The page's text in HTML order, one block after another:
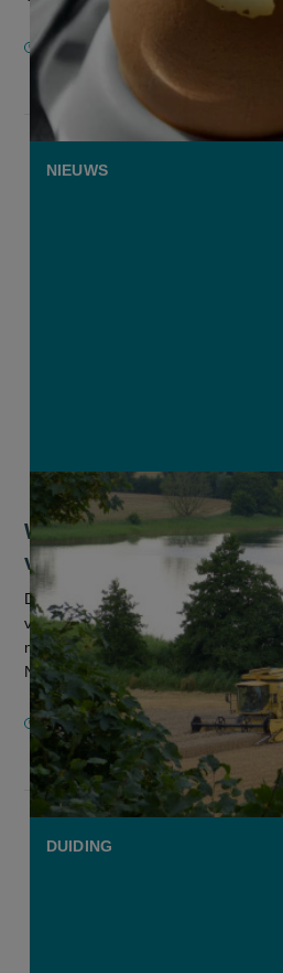
4 FEBRUARI 2025
Wereldwijde
vorig jaar met 2,1%
De prijzen voor
vorig jaar met 2,1 procent gedaald
meldt de Voedsel- en
Naties (FA...
6 JANUARI 2025
NIEUWS
DUIDING